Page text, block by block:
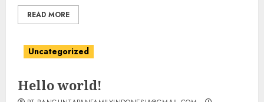
READ MORE
Uncategorized
Hello world!